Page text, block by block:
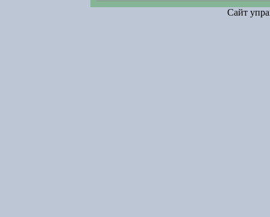
Сайт